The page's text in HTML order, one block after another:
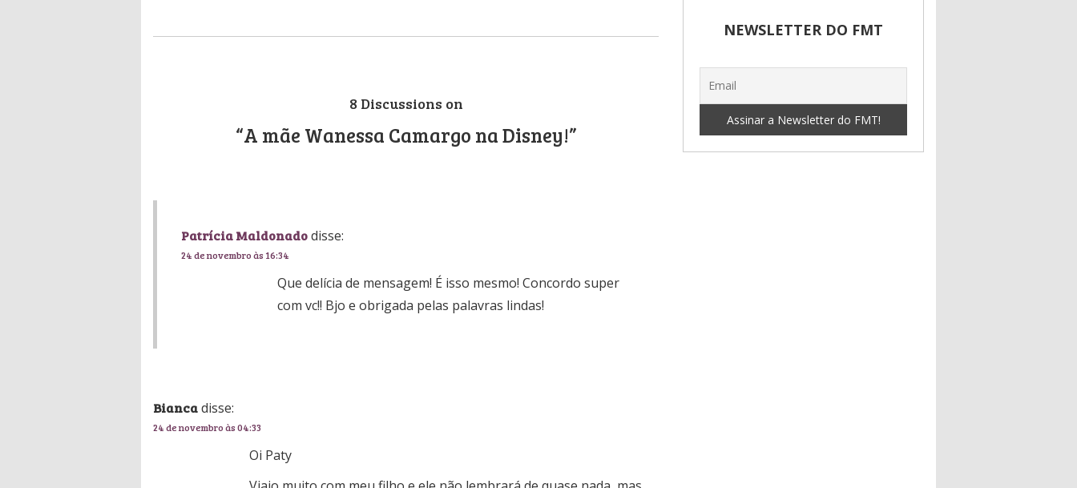
8 Discussions on
“A mãe Wanessa Camargo na Disney!”
Patrícia Maldonadodisse:
24 de novembro às 16:34
Que delícia de mensagem! É isso mesmo! Concordo super
com vc!! Bjo e obrigada pelas palavras lindas!
Biancadisse:
24 de novembro às 04:33
Oi Paty
NEWSLETTER DO FMT